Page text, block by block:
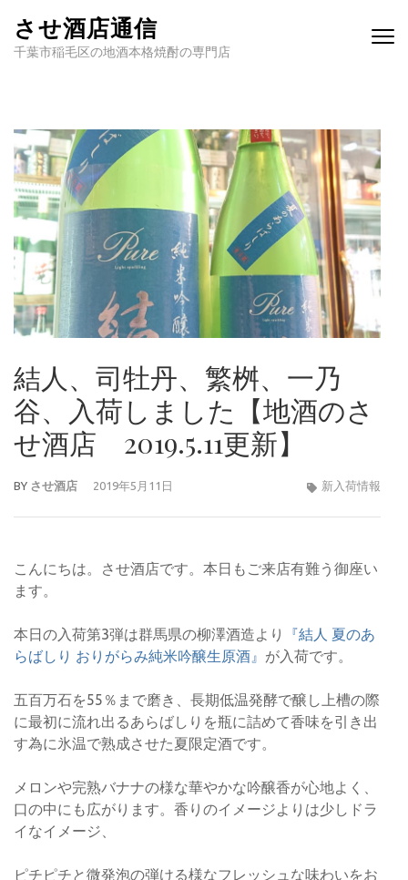
させ酒店通信
千葉市稲毛区の地酒本格焼酎の専門店
結人、司牡丹、繁桝、一乃
谷、入荷しました【地酒のさ
せ酒店 2019.5.11更新】
BY させ酒店 2019年5月11日 新入荷情報
こんにちは。させ酒店です。本日もご来店有難う御座い
ます。
本日の入荷第3弾は群馬県の柳澤酒造より
『結人 夏のあ
らばしり おりがらみ純米吟醸生原酒』 が入荷です。
五百万石を55％まで磨き、長期低温発酵で醸し上槽の際
に最初に流れ出るあらばしりを瓶に詰めて香味を引き出
す為に氷温で熟成させた夏限定酒です。
メロンや完熟バナナの様な華やかな吟醸香が心地よく、
口の中にも広がります。香りのイメージよりは少しドラ
イなイメージ、
ピチピチと微発泡の弾ける様なフレッシュな味わいをお